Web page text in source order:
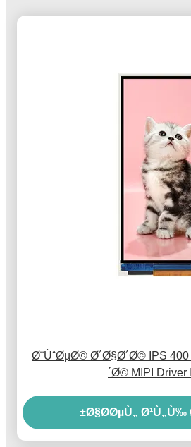
4 Ø¨ÙˆØµØ© Ø´Ø§Ø´Ø© IPS
´Ø© MIPI Driver
Ø§Ø­ØµÙ„ Ø¹Ù„Ù‰